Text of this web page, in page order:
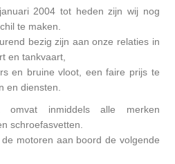
2004 tot heden zijn wij nog
te maken.
bezig zijn aan onze relaties in
en tankvaart,
en bruine vloot, een faire prijs te
en diensten.
omvat inmiddels alle merken
schroefasvetten.
motoren aan boord de volgende